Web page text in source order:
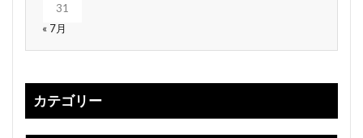
31
« 7月
カテゴリー